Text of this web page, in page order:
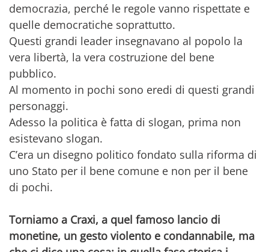
democrazia, perché le regole vanno rispettate e
quelle democratiche soprattutto.
Questi grandi leader insegnavano al popolo la
vera libertà, la vera costruzione del bene
pubblico.
Al momento in pochi sono eredi di questi grandi
personaggi.
Adesso la politica è fatta di slogan, prima non
esistevano slogan.
C’era un disegno politico fondato sulla riforma di
uno Stato per il bene comune e non per il bene
di pochi.
Torniamo a Craxi, a quel famoso lancio di
monetine, un gesto violento e condannabile, ma